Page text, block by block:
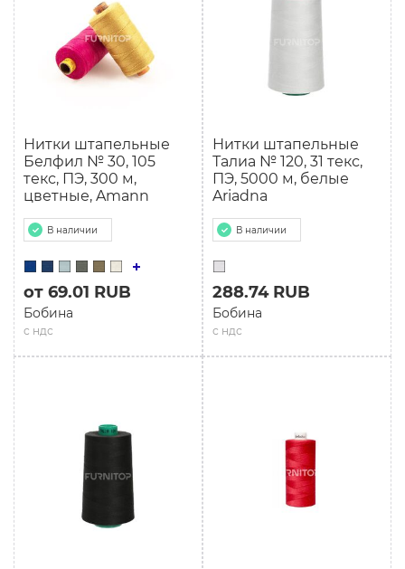
Нитки штапельные
Белфил № 30, 105
текс, ПЭ, 300 м,
цветные, Amann
В наличии
с ндс
от 69.01 RUB
Бобина
Нитки штапельные
Талиа № 120, 31 текс,
ПЭ, 5000 м, белые
Ariadna
В наличии
с ндс
288.74 RUB
Бобина